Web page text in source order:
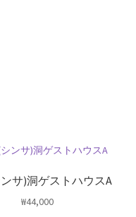
サ)洞ゲストハウスA
₩44,000